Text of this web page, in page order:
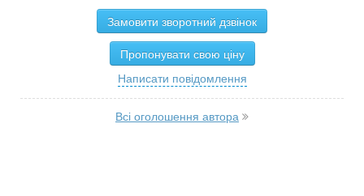
Замовити зворотний дзвінок
Пропонувати свою ціну
Написати повідомлення
Всі оголошення автора